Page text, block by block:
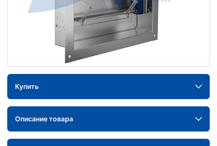
Купить
Описание товара